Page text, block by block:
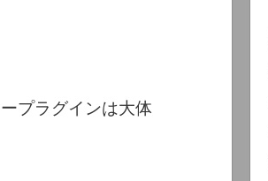
プラグインは大体